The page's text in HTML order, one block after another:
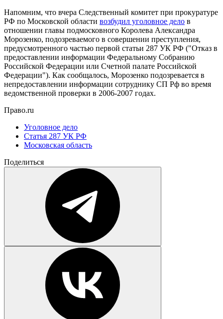
Напомним, что вчера Следственный комитет при прокуратуре
РФ по Московской области возбудил уголовное дело в
отношении главы подмосковного Королева Александра
Морозенко, подозреваемого в совершении преступления,
предусмотренного частью первой статьи 287 УК РФ ("Отказ в
предоставлении информации Федеральному Собранию
Российской Федерации или Счетной палате Российской
Федерации"). Как сообщалось, Морозенко подозревается в
непредоставлении информации сотруднику СП Рф во время
ведомственной проверки в 2006-2007 годах.
Право.ru
Уголовное дело
Статья 287 УК РФ
Московская область
Поделиться